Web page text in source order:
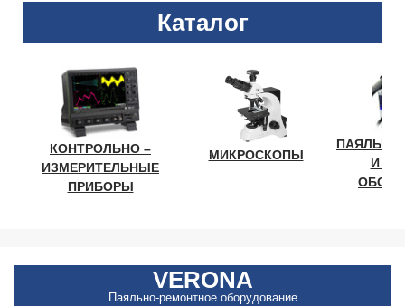
Каталог
КОНТРОЛЬНО –
ИЗМЕРИТЕЛЬНЫЕ
ПРИБОРЫ
МИКРОСКОПЫ
И
VERONA
Паяльно-ремонтное оборудование